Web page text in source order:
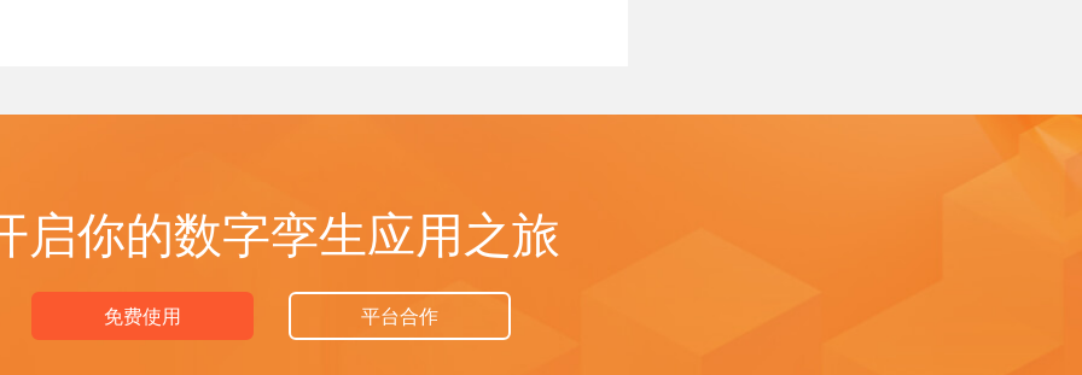
启你的数字孪生应用之旅
免费使用 平台合作